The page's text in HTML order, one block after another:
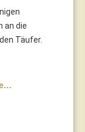
an die
Täufer.